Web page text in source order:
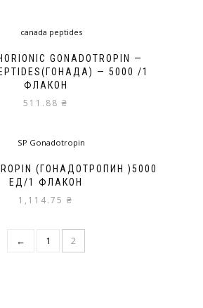
GONADOTROPIN —
— 5000 /1
ФЛАКОН
511.88 ₴
(ГОНАДОТРОПИН )5000
ЕД/1 ФЛАКОН
1,114.75 ₴
← 1 2